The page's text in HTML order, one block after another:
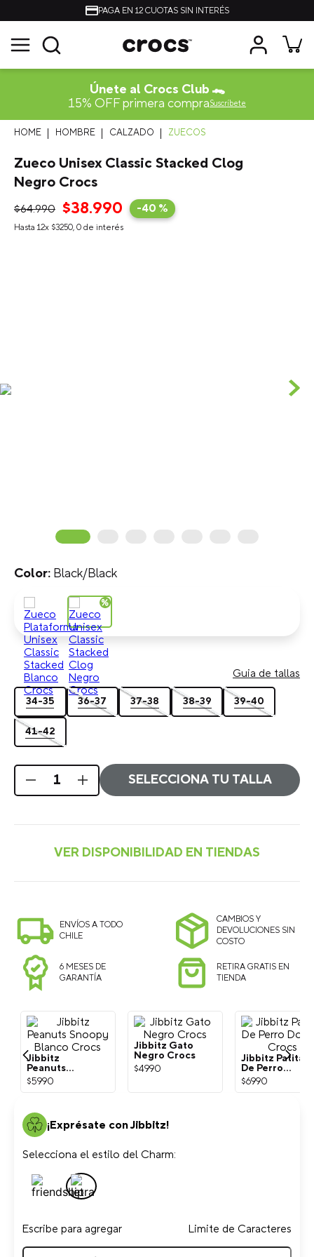
PAGA EN 12 CUOTAS SIN INTERÉS
Únete al Crocs Club 🐊
15% OFF primera compraSuscríbete
HOMBRE CALZADO ZUECOS
Zueco Unisex Classic Stacked Clog
Negro Crocs
$64.990 $38.990 -40 %
Hasta 12x $3250, 0 de interés
Black/Black
Guia de tallas
34-35 36-37 37-38 38-39 39-40
41-42
SELECCIONA TU TALLA
ENVÍOS A TODO
CHILE
CAMBIOS Y
DEVOLUCIONES SIN
COSTO
6 MESES DE
GARANTÍA
RETIRA GRATIS EN
TIENDA
Peanuts
Snoopy
Blanco Crocs
$5990
$4990
¡Exprésate con Jibbitz!
Selecciona el estilo del Charm: